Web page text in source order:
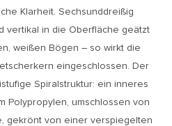
Klarheit. Sechsunddreißig
vertikal in die Oberfläche geätzt
weißen Bögen – so wirkt die
eingeschlossen. Der
Spiralstruktur: ein inneres
Polypropylen, umschlossen von
gekrönt von einer verspiegelten